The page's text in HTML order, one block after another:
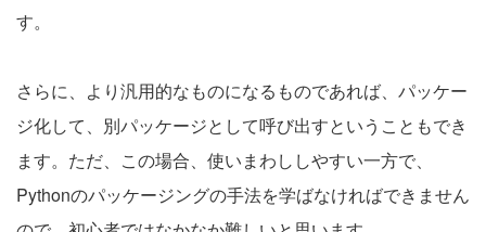
す。
さらに、より汎用的なものになるものであれば、パッケー
ジ化して、別パッケージとして呼び出すということもでき
ます。ただ、この場合、使いまわししやすい一方で、
Pythonのパッケージングの手法を学ばなければできません